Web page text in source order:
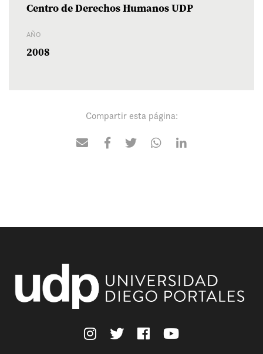
Centro de Derechos Humanos UDP
AÑO
2008
Compartir esta página: